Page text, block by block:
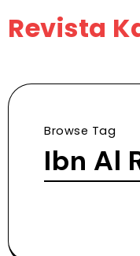
Revista
Browse Tag
Ibn Al